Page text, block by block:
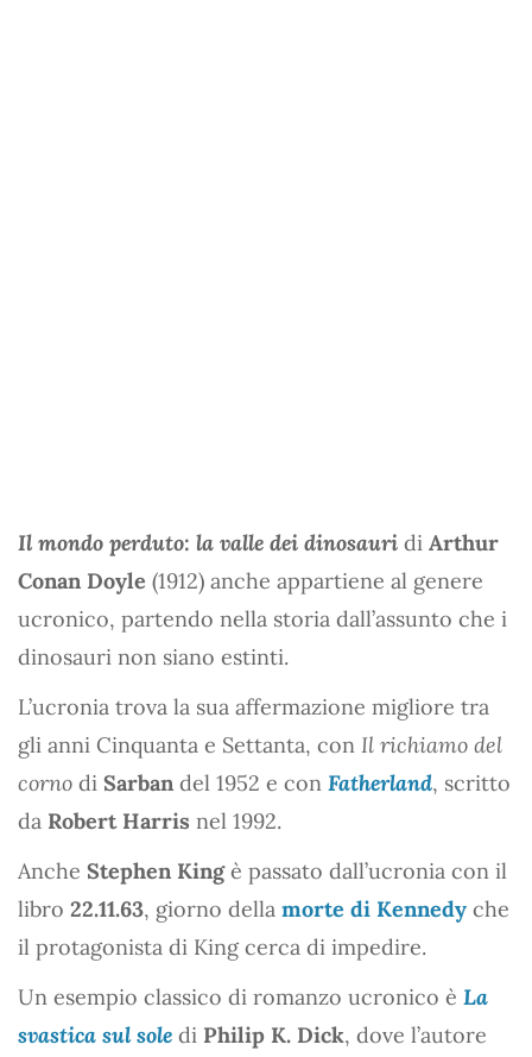
Il mondo perduto: la valle dei dinosauri di Arthur
Conan Doyle (1912) anche appartiene al genere
ucronico, partendo nella storia dall’assunto che i
dinosauri non siano estinti.
L’ucronia trova la sua affermazione migliore tra
gli anni Cinquanta e Settanta, con Il richiamo del
corno di Sarban del 1952 e con Fatherland, scritto
da Robert Harris nel 1992.
Anche Stephen Kingè passato dall’ucronia con il
libro 22.11.63, giorno della morte di Kennedy che
il protagonista di King cerca di impedire.
Un esempio classico di romanzo ucronico è La
svastica sul sole di Philip K. Dick, dove l’autore